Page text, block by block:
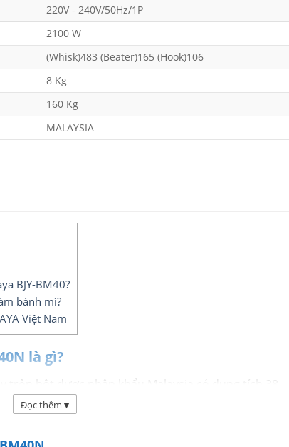
220V - 240V/50Hz/1P
2100 W
(Whisk)483 (Beater)165 (Hook)106
8 Kg
160 Kg
MALAYSIA
BJY-BM40?
bánh mì?
Việt Nam
là gì?
trộn bột được nhập khẩu Malaysia có dung tích 38
tiêu thụ 2100W/h. Berjaya BJY-BM40N là dụng cụ
Đọc thêm ▾